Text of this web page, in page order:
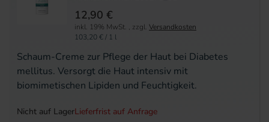
Schaum-Creme zur Pflege der Haut bei Diabetes
mellitus. Versorgt die Haut intensiv mit
biomimetischen Lipiden und Feuchtigkeit.
12,90 €
inkl. 19% MwSt. , zzgl. Versandkosten
103,20 €/ 1 l
Nicht auf LagerLieferfrist auf Anfrage